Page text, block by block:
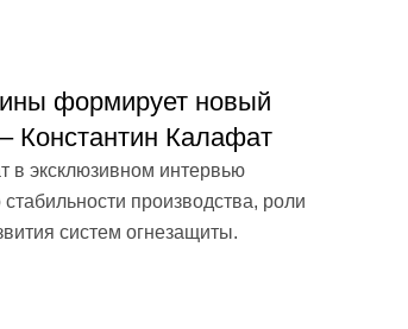
формирует новый
Константин Калафат
в эксклюзивном интервью
производства, роли
систем огнезащиты.